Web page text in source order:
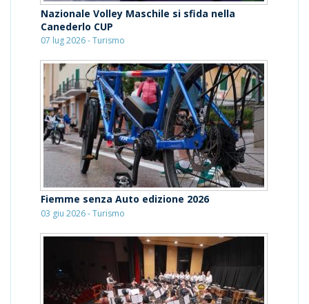
Nazionale Volley Maschile si sfida nella
Canederlo CUP
07 lug 2026 - Turismo
Fiemme senza Auto edizione 2026
03 giu 2026 - Turismo